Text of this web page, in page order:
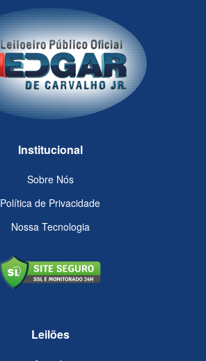
Institucional
Sobre Nós
Política de Privacidade
Nossa Tecnologia
Leilões